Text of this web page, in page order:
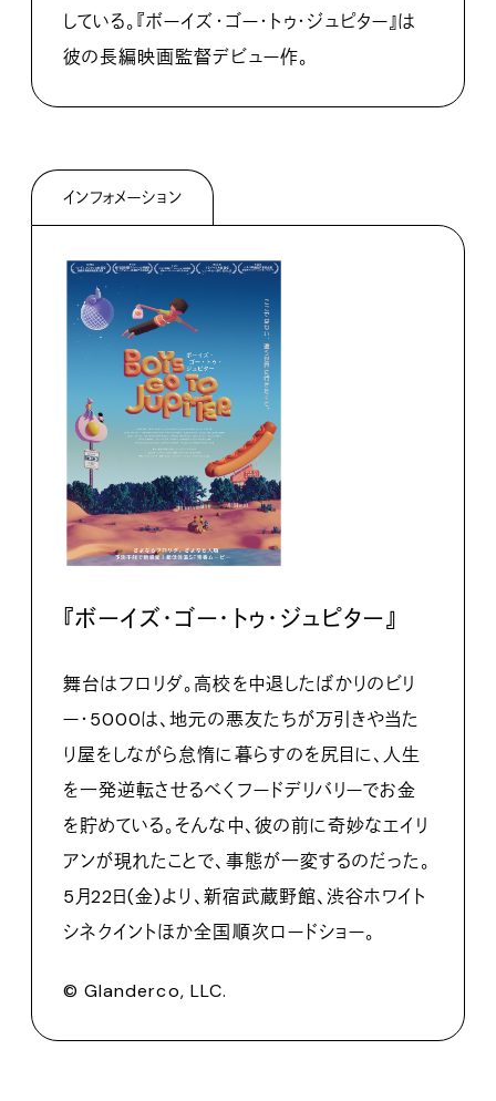
している。『ボーイズ・ゴー・トゥ・ジュピター』は
彼の長編映画監督デビュー作。
インフォメーション
『ボーイズ・ゴー・トゥ・ジュピター』
舞台はフロリダ。高校を中退したばかりのビリ
ー・5000は、地元の悪友たちが万引きや当た
り屋をしながら怠惰に暮らすのを尻目に、人生
を一発逆転させるべくフードデリバリーでお金
を貯めている。そんな中、彼の前に奇妙なエイリ
アンが現れたことで、事態が一変するのだった。
5月22日(金)より、新宿武蔵野館、渋谷ホワイト
シネクイントほか全国順次ロードショー。
© Glanderco, LLC.